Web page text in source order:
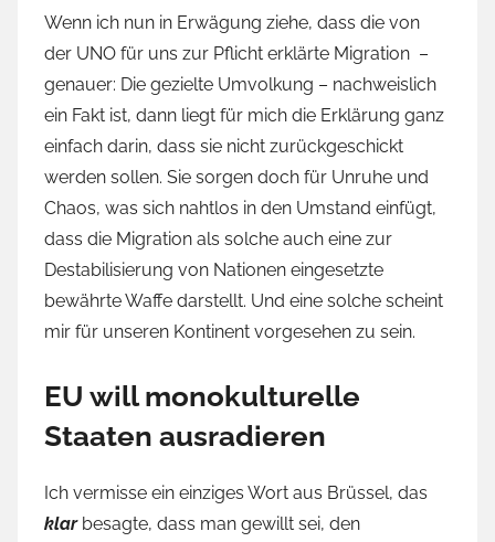
Wenn ich nun in Erwägung ziehe, dass die von
der UNO für uns zur Pflicht erklärte Migration –
genauer: Die gezielte Umvolkung – nachweislich
ein Fakt ist, dann liegt für mich die Erklärung ganz
einfach darin, dass sie nicht zurückgeschickt
werden sollen. Sie sorgen doch für Unruhe und
Chaos, was sich nahtlos in den Umstand einfügt,
dass die Migration als solche auch eine zur
Destabilisierung von Nationen eingesetzte
bewährte Waffe darstellt. Und eine solche scheint
mir für unseren Kontinent vorgesehen zu sein.
EU will monokulturelle
Staaten ausradieren
Ich vermisse ein einziges Wort aus Brüssel, das
klarbesagte, dass man gewillt sei, den